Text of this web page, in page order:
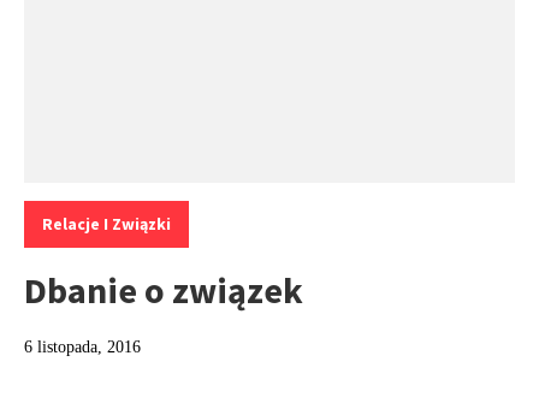
Kategorie:
Relacje I Związki
Dbanie o związek
6 listopada, 2016